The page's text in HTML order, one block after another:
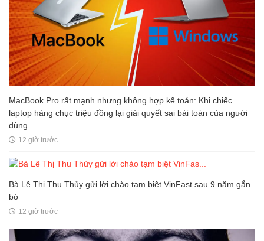
MacBook Pro rất mạnh nhưng không hợp kế toán: Khi chiếc
laptop hàng chục triệu đồng lại giải quyết sai bài toán của người
dùng
12 giờ trước
Bà Lê Thị Thu Thủy gửi lời chào tạm biệt VinFast sau 9 năm gắn
bó
12 giờ trước